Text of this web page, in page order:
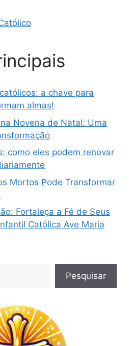
a chave para
almas!
Novena de Natal: Uma
como eles podem renovar
Mortos Pode Transformar
Fortaleça a Fé de Seus
Católica Ave Maria
Pesquisar